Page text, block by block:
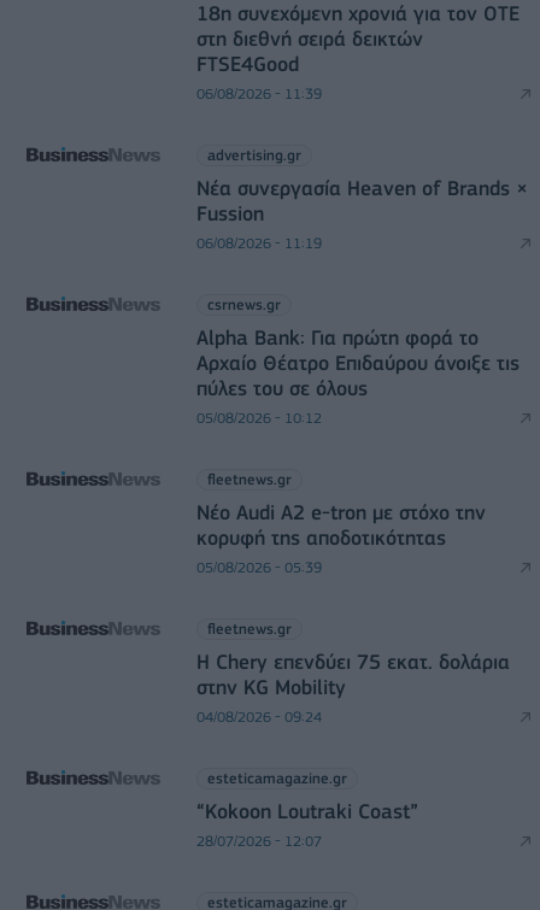
18η συνεχόμενη χρονιά για τον ΟΤΕ
στη διεθνή σειρά δεικτών
FTSE4Good
06/08/2026 - 11:39
advertising.gr
Νέα συνεργασία Heaven of Brands ×
Fussion
06/08/2026 - 11:19
csrnews.gr
Alpha Bank: Για πρώτη φορά το
Αρχαίο Θέατρο Επιδαύρου άνοιξε τις
πύλες του σε όλους
05/08/2026 - 10:12
fleetnews.gr
Νέο Audi A2 e-tron με στόχο την
κορυφή της αποδοτικότητας
05/08/2026 - 05:39
fleetnews.gr
Η Chery επενδύει 75 εκατ. δολάρια
στην KG Mobility
04/08/2026 - 09:24
esteticamagazine.gr
“Kokoon Loutraki Coast”
28/07/2026 - 12:07
esteticamagazine.gr